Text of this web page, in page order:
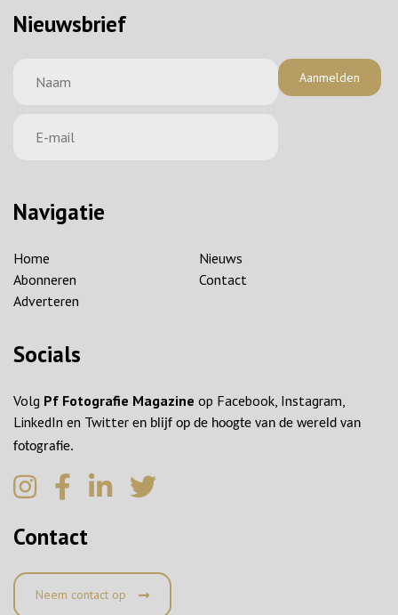
Nieuwsbrief
Aanmelden
Navigatie
Home
Nieuws
Abonneren
Contact
Adverteren
Socials
Volg Pf Fotografie Magazine op Facebook, Instagram,
LinkedIn en Twitter en blijf op de hoogte van de wereld van
fotografie.
Contact
Neem contact op